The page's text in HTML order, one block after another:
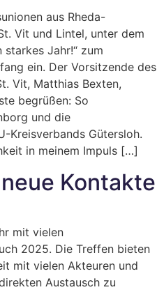
aus Rheda-
Vit und Lintel, unter dem
Jahr!“ zum
ein. Der Vorsitzende des
Vit, Matthias Bexten,
begrüßen: So
und die
Kreisverbands Gütersloh.
in meinem Impuls […]
Kontakte
mit vielen
2025. Die Treffen bieten
mit vielen Akteuren und
Austausch zu